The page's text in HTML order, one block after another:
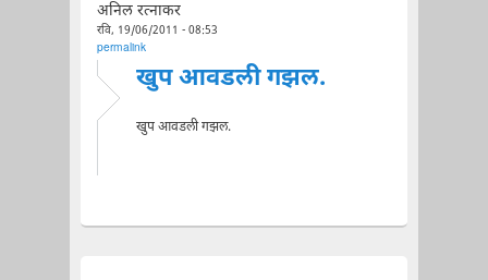
अनिल रत्नाकर
रवि, 19/06/2011 - 08:53
permalink
खुप आवडली गझल.
खुप आवडली गझल.